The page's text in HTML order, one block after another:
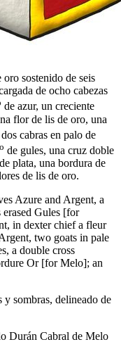
sostenido de seis
de ocho cabezas
de azur, un creciente
flor de lis de oro, una
cabras en palo de
o de gules, una cruz doble
plata, una bordura de
de lis de oro.
Azure and Argent, a
Gules [for
in dexter chief a fleur
two goats in pale
a double cross
Or [for Melo]; an
sombras, delineado de
Durán Cabral de Melo